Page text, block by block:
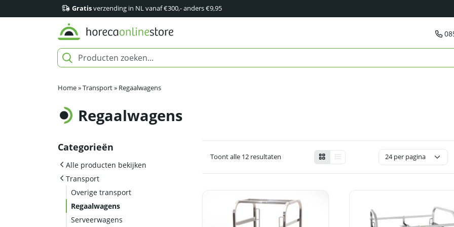
Gratisverzending in NL vanaf €300,- anders €9,95
Home»Transport» Regaalwagens
Regaalwagens
Categorieën
Alle producten bekijken
Transport
Overige transport
Regaalwagens
Serveerwagens
Toont alle 12 resultaten